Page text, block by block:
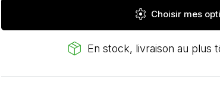
settings Choisir mes
package_2 En stock, livraison au plus